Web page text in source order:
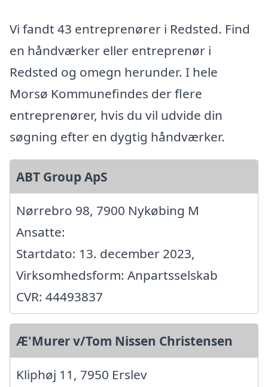
Vi fandt 43 entreprenører i Redsted. Find
en håndværker eller entreprenør i
Redsted og omegn herunder. I hele
Morsø Kommunefindes der flere
entreprenører, hvis du vil udvide din
søgning efter en dygtig håndværker.
ABT Group ApS
Nørrebro 98, 7900 Nykøbing M
Ansatte:
Startdato: 13. december 2023,
Virksomhedsform: Anpartsselskab
CVR: 44493837
Æ'Murer v/Tom Nissen Christensen
Kliphøj 11, 7950 Erslev